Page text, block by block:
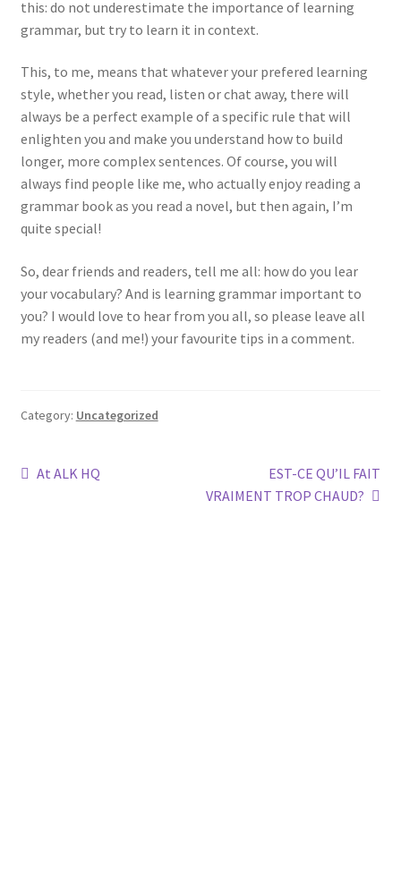
this: do not underestimate the importance of learning
grammar, but try to learn it in context.
This, to me, means that whatever your prefered learning
style, whether you read, listen or chat away, there will
always be a perfect example of a specific rule that will
enlighten you and make you understand how to build
longer, more complex sentences. Of course, you will
always find people like me, who actually enjoy reading a
grammar book as you read a novel, but then again, I’m
quite special!
So, dear friends and readers, tell me all: how do you lear
your vocabulary? And is learning grammar important to
you? I would love to hear from you all, so please leave all
my readers (and me!) your favourite tips in a comment.
Category: Uncategorized
Post
Previous
At ALK HQ
Next
post:
EST-CE QU’IL FAIT
VRAIMENT TROP CHAUD?